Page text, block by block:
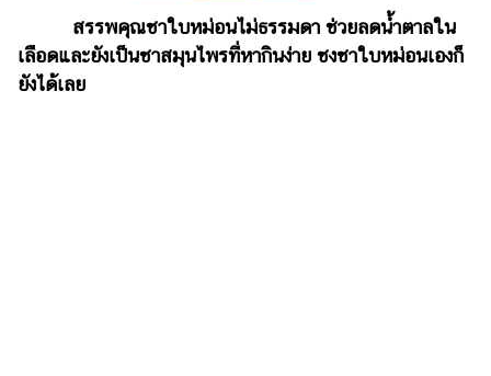
ตรวจ
หวย
ผล
สรรพคุณชาใบหม่อนไม่ธรรมดา ช่วยลดน้ำตาลใน
เลือดและยังเป็นชาสมุนไพรที่หากินง่าย ชงชาใบหม่อนเองก็
ยังได้เลย